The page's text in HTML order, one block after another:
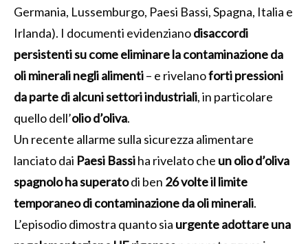
Germania, Lussemburgo, Paesi Bassi, Spagna, Italia e
Irlanda). I documenti evidenzianodisaccordi
persistenti su come eliminare la contaminazione da
oli minerali negli alimenti– e rivelanoforti pressioni
da parte di alcuni settori industriali, in particolare
quello dell’olio d’oliva.
Un recente allarme sulla sicurezza alimentare
lanciato dai Paesi Bassiha rivelato che un olio d’oliva
spagnolo ha superatodi ben 26 volte il limite
temporaneo di contaminazione da oli minerali.
L’episodio dimostra quanto sia urgente adottare una